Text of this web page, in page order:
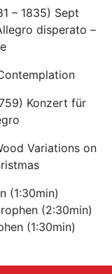
– 1835) Sept
disperato –
Konzert für
Variations on
(1:30min)
(2:30min)
(1:30min)